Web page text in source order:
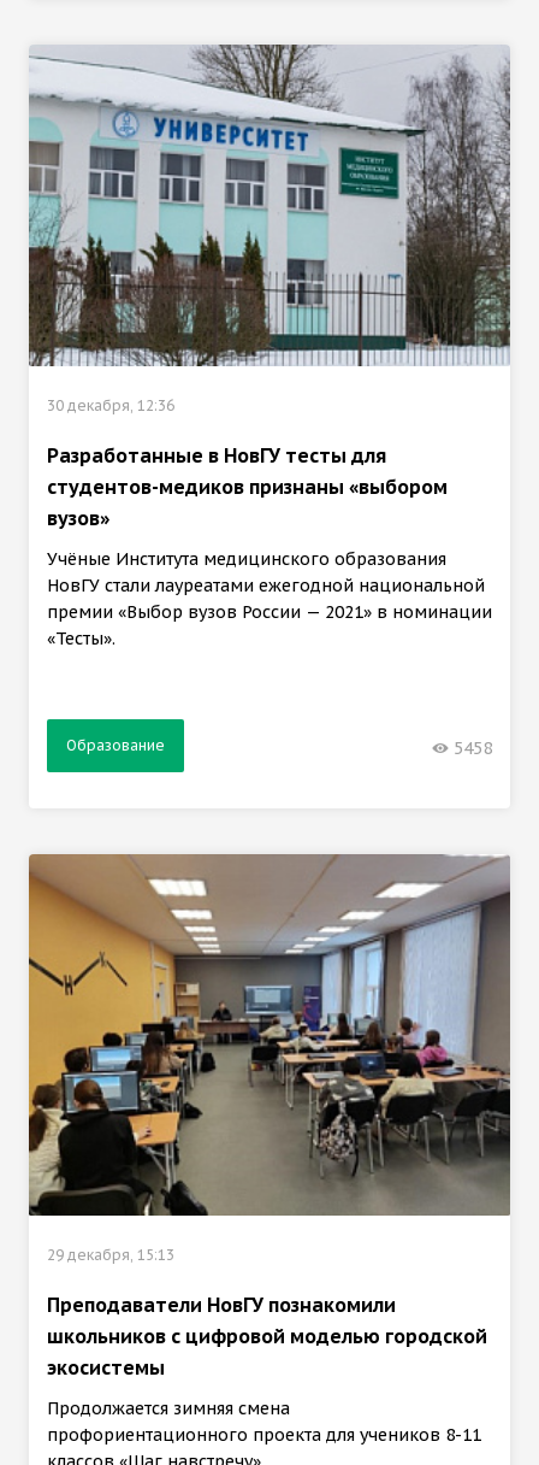
30 декабря, 12:36
Разработанные в НовГУ тесты для
студентов-медиков признаны «выбором
вузов»
Учёные Института медицинского образования
НовГУ стали лауреатами ежегодной национальной
премии «Выбор вузов России — 2021» в номинации
«Тесты».
Образование 5458
29 декабря, 15:13
Преподаватели НовГУ познакомили
школьников с цифровой моделью городской
экосистемы
Продолжается зимняя смена
профориентационного проекта для учеников 8-11